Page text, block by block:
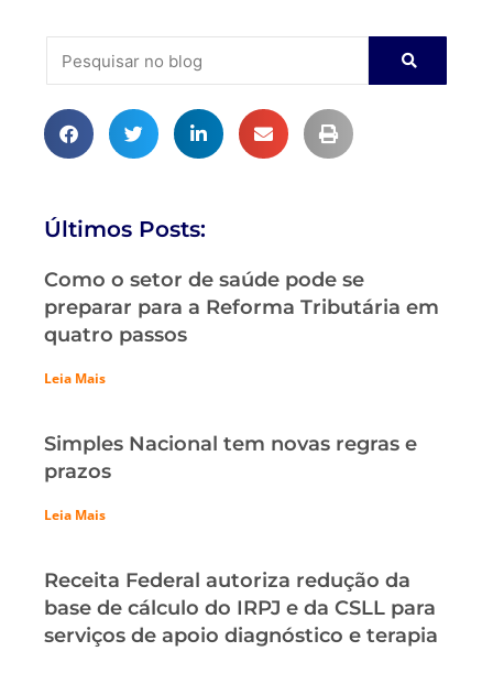
Últimos Posts:
Como o setor de saúde pode se
preparar para a Reforma Tributária em
quatro passos
Leia Mais
Simples Nacional tem novas regras e
prazos
Leia Mais
Receita Federal autoriza redução da
base de cálculo do IRPJ e da CSLL para
serviços de apoio diagnóstico e terapia